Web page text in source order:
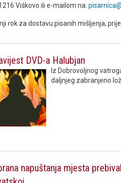
Viškovo ili e-mailom na:
rok za dostavu pisanih mišljenja,
DVD-a Halubjan
Iz Dobrovoljnog
daljnjeg zabranjeno
napuštanja mjesta